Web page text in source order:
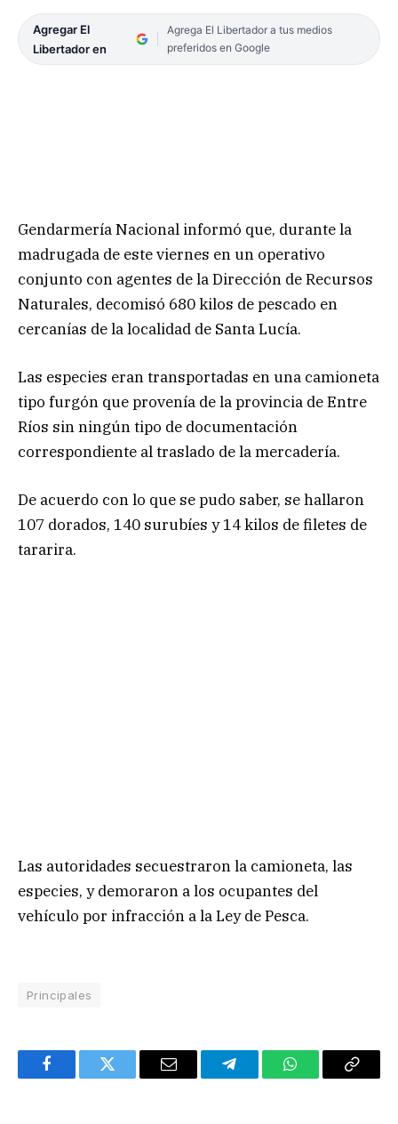
Agregar El
Libertador en
Agrega El Libertador a tus medios
preferidos en Google
Gendarmería Nacional informó que, durante la
madrugada de este viernes en un operativo
conjunto con agentes de la Dirección de Recursos
Naturales, decomisó 680 kilos de pescado en
cercanías de la localidad de Santa Lucía.
Las especies eran transportadas en una camioneta
tipo furgón que provenía de la provincia de Entre
Ríos sin ningún tipo de documentación
correspondiente al traslado de la mercadería.
De acuerdo con lo que se pudo saber, se hallaron
107 dorados, 140 surubíes y 14 kilos de filetes de
tararira.
Las autoridades secuestraron la camioneta, las
especies, y demoraron a los ocupantes del
vehículo por infracción a la Ley de Pesca.
Principales
FacebookTwitter Email TelegramWhatsAppCopy